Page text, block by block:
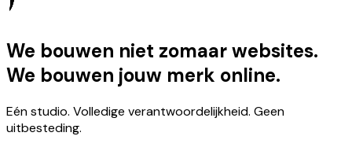
We bouwen niet zomaar websites.
We bouwen jouw merk online.
Eén studio. Volledige verantwoordelijkheid. Geen
uitbesteding.